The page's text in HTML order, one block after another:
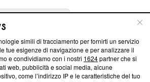
informazioni trasparenti su Blasting
editoriali e su come ci impegniamo a
Inoltre, afferma la nostra aderenza a
simili di tracciamento per fornirti un servizio
tue esigenze di navigazione e per analizzare il
e condividiamo con i nostri 1624partner che si
web, pubblicità e social media, alcune
come l’indirizzo IP e le caratteristiche del tuo